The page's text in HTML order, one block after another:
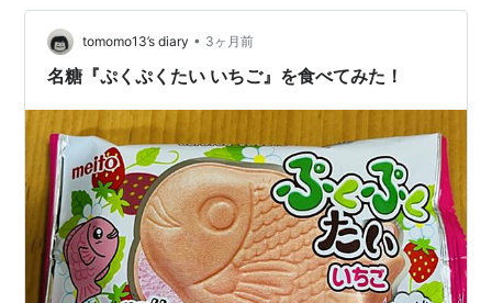
杉」お土産セット提案 みむろ最中と「談山 貴醸酒」は相
性よし コラム：甘さの記憶と未来 奈良・桜井の名物「み
むろ」の由来 「みむろ」という名は、日本最古の神社・
tomomo13’s diary • 3ヶ月前
名糖『ぷくぷくたい いちご』を食べてみた！